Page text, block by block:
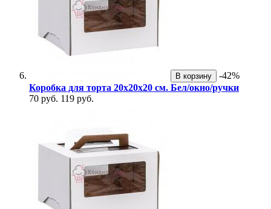
В корзину
-42%
Коробка для торта 20х20х20 см. Бел/окно/ручки
70 руб. 119 руб.